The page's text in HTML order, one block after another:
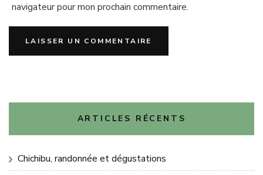
navigateur pour mon prochain commentaire.
ARTICLES RÉCENTS
Chichibu, randonnée et dégustations